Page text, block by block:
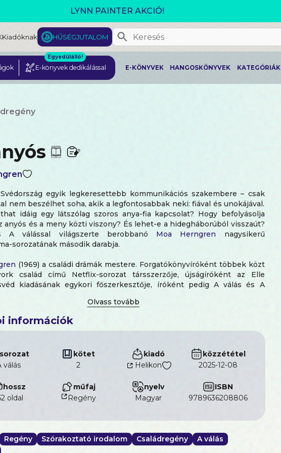
L. J. SHEN: LEGVADABB ÁLMAIMBAN SZERETLEK
Kiadóknak HŰSÉGJUTALOM
E-könyvek dedikálással
Egyedülálló!
E-KÖNYVEK HANGOSKÖNYVEK KATEGÓRIÁK
egyik legkeresettebb kommunikációs szakembere – csak
nem beszélhet soha, akik a legfontosabbak neki: fiával és unokájával.
idáig egy látszólag szoros anya-fia kapcsolat? Hogy befolyásolja
anyós és a meny közti viszony? És lehet-e a hidegháborúból visszaút?
A válással világszerte berobbanó Moa Herngren nagysikerű
sorozatának második darabja.
(1969) a családi drámák mestere. Forgatókönyvíróként többek közt
család című Netflix-sorozat társszerzője, újságíróként az Elle
kiadásának egykori főszerkesztője, íróként pedig A válás és A
emberi, közel sem tökéletes személyiség. Talán pont ez a
üzenetem az olvasóknak, hogy mindig igyekezzenek megismerni
motivációját, érzéseit, nézőpontját, mielőtt ítélkeznek.”
Herngren Nők Lapja-interjújából)
információk
sorozat
válás
kötet
2
kiadó
Helikon
közzététel
2025-12-08
hossz
oldal
műfaj
Regény
nyelv
magyar
ISBN
9789636208806
Regény Szórakoztató irodalom Családregény
A válás